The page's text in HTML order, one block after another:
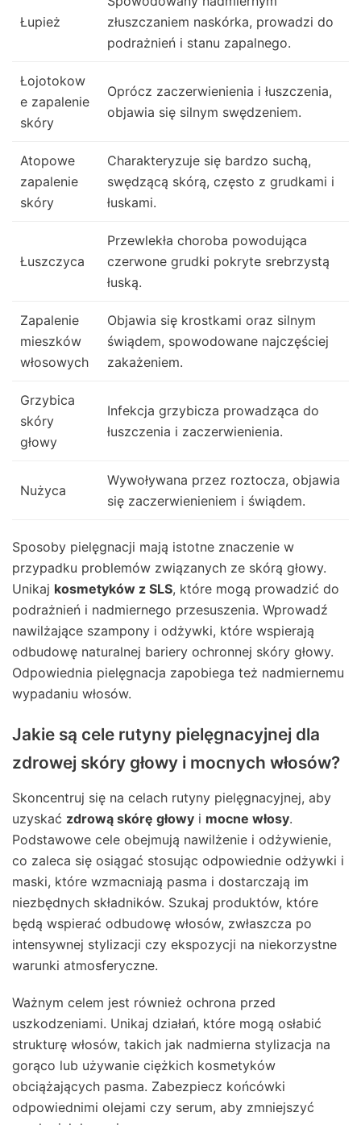
Łupież
złuszczaniem naskórka, prowadzi do
podrażnień i stanu zapalnego.
Łojotokow
e zapalenie
skóry
Oprócz zaczerwienienia i łuszczenia,
objawia się silnym swędzeniem.
Atopowe
zapalenie
skóry
Charakteryzuje się bardzo suchą,
swędzącą skórą, często z grudkami i
łuskami.
Łuszczyca
Przewlekła choroba powodująca
czerwone grudki pokryte srebrzystą
łuską.
Zapalenie
mieszków
włosowych
Objawia się krostkami oraz silnym
świądem, spowodowane najczęściej
zakażeniem.
Grzybica
skóry
głowy
Infekcja grzybicza prowadząca do
łuszczenia i zaczerwienienia.
Nużyca
Wywoływana przez roztocza, objawia
się zaczerwienieniem i świądem.
Sposoby pielęgnacji mają istotne znaczenie w
przypadku problemów związanych ze skórą głowy.
Unikaj kosmetyków z SLS, które mogą prowadzić do
podrażnień i nadmiernego przesuszenia. Wprowadź
nawilżające szampony i odżywki, które wspierają
odbudowę naturalnej bariery ochronnej skóry głowy.
Odpowiednia pielęgnacja zapobiega też nadmiernemu
wypadaniu włosów.
Jakie są cele rutyny pielęgnacyjnej dla
zdrowej skóry głowy i mocnych włosów?
Skoncentruj się na celach rutyny pielęgnacyjnej, aby
uzyskać zdrową skórę głowy i mocne włosy.
Podstawowe cele obejmują nawilżenie i odżywienie,
co zaleca się osiągać stosując odpowiednie odżywki i
maski, które wzmacniają pasma i dostarczają im
niezbędnych składników. Szukaj produktów, które
będą wspierać odbudowę włosów, zwłaszcza po
intensywnej stylizacji czy ekspozycji na niekorzystne
warunki atmosferyczne.
Ważnym celem jest również ochrona przed
uszkodzeniami. Unikaj działań, które mogą osłabić
strukturę włosów, takich jak nadmierna stylizacja na
gorąco lub używanie ciężkich kosmetyków
obciążających pasma. Zabezpiecz końcówki
odpowiednimi olejami czy serum, aby zmniejszyć